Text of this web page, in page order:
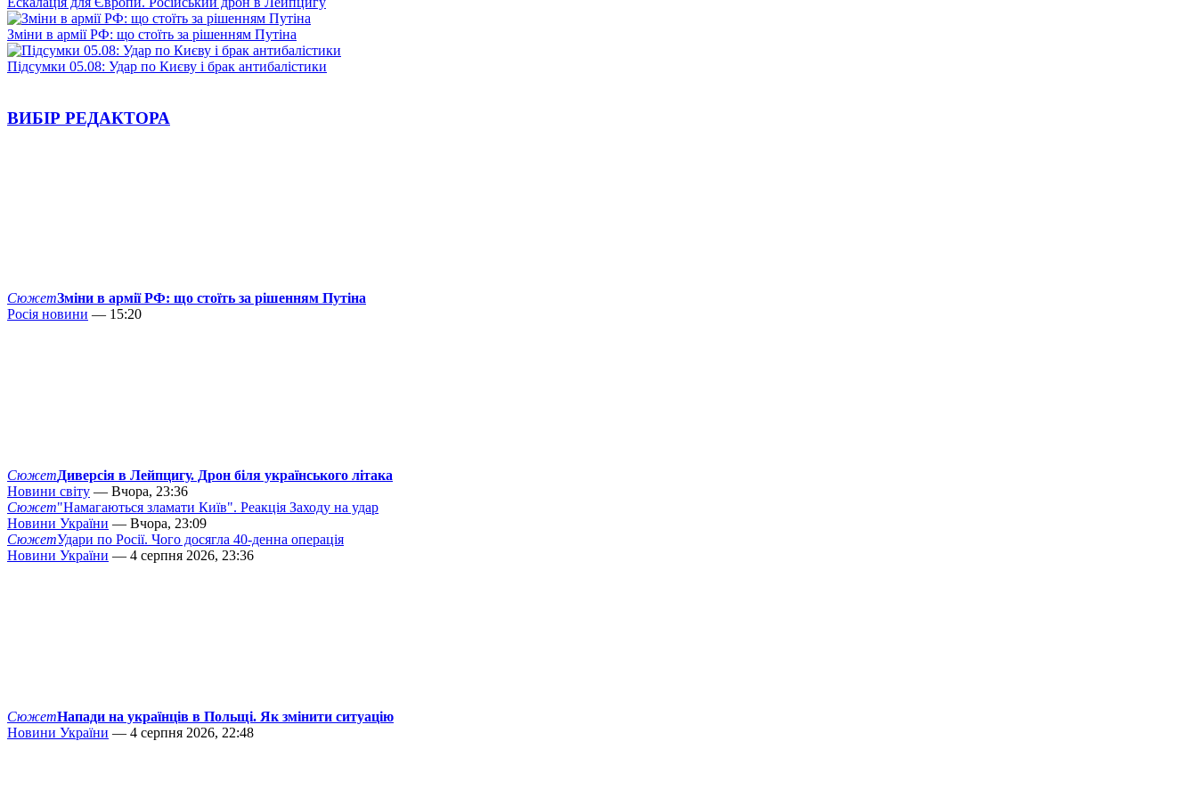
Зміни в армії РФ: що стоїть за рішенням Путіна
Підсумки 05.08: Удар по Києву і брак антибалістики
ВИБІР РЕДАКТОРА
СюжетЗміни в армії РФ: що стоїть за рішенням Путіна
Росія новини — 15:20
СюжетДиверсія в Лейпцигу. Дрон біля українського літака
Новини світу — Вчора, 23:36
Сюжет"Намагаються зламати Київ". Реакція Заходу на удар
Новини України — Вчора, 23:09
СюжетУдари по Росії. Чого досягла 40-денна операція
Новини України — 4 серпня 2026, 23:36
СюжетНапади на українців в Польщі. Як змінити ситуацію
Новини України — 4 серпня 2026, 22:48